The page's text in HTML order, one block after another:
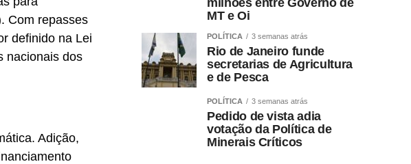
Com repasses
definido na Lei
nacionais dos
Adição,
milhões entre Governo de
MT e Oi
POLÍTICA 3 semanas atrás
Rio de Janeiro funde
secretarias de Agricultura
e de Pesca
POLÍTICA 3 semanas atrás
Pedido de vista adia
votação da Política de
Minerais Críticos